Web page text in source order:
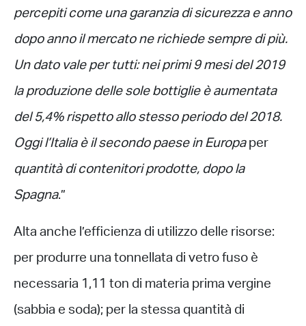
percepiti come una garanzia di sicurezza e anno
dopo anno il mercato ne richiede sempre di più.
Un dato vale per tutti: nei primi 9 mesi del 2019
la produzione delle sole bottiglie è aumentata
del 5,4% rispetto allo stesso periodo del 2018.
Oggi l’Italia è il secondo paese in Europaper
quantità di contenitori prodotte, dopo la
Spagna.”
Alta anche l’efficienza di utilizzo delle risorse:
per produrre una tonnellata di vetro fuso è
necessaria 1,11 ton di materia prima vergine
(sabbia e soda); per la stessa quantità di